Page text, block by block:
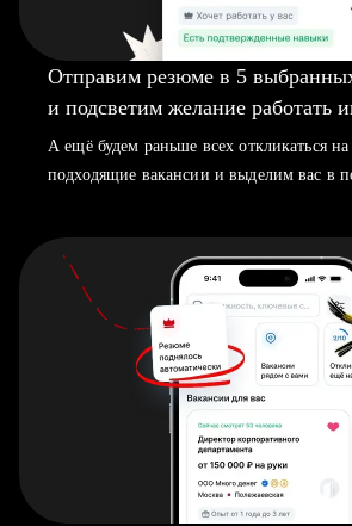
Отправим резюме в 5
и подсветим желание работать
А ещё будем раньше всех откликаться
подходящие вакансии и выделим вас в